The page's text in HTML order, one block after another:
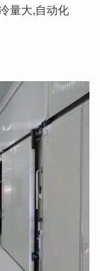
量大,自动化